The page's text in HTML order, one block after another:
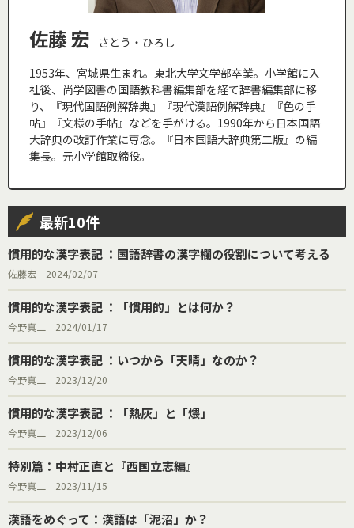
佐藤 宏
さとう・ひろし
1953年、宮城県生まれ。東北大学文学部卒業。小学館に入
社後、尚学図書の国語教科書編集部を経て辞書編集部に移
り、『現代国語例解辞典』『現代漢語例解辞典』『色の手
帖』『文様の手帖』などを手がける。1990年から日本国語
大辞典の改訂作業に専念。『日本国語大辞典第二版』の編
集長。元小学館取締役。
最新10件
慣用的な漢字表記 ：国語辞書の漢字欄の役割について考える
佐藤宏 2024/02/07
慣用的な漢字表記 ：「慣用的」とは何か？
今野真二 2024/01/17
慣用的な漢字表記 ：いつから「天晴」なのか？
今野真二 2023/12/20
慣用的な漢字表記 ：「熱灰」と「煨」
今野真二 2023/12/06
特別篇：中村正直と『西国立志編』
今野真二 2023/11/15
漢語をめぐって：漢語は「泥沼」か？